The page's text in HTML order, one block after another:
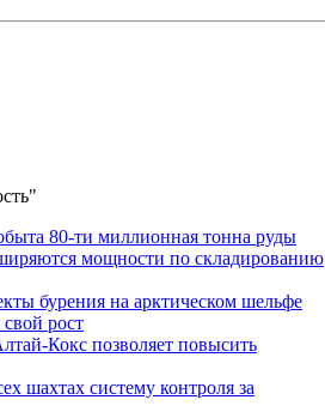
80-ти миллионная тонна руды
мощности по складированию
бурения на арктическом шельфе
рост
Кокс позволяет повысить
шахтах систему контроля за